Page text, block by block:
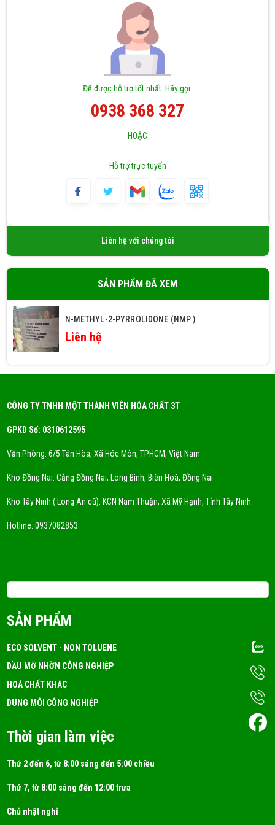
Để được hỗ trợ tốt nhất. Hãy gọi:
0938 368 327
HOẶC
Hỗ trợ trực tuyến
Liên hệ với chúng tôi
SẢN PHẨM ĐÃ XEM
N-METHYL-2-PYRROLIDONE (NMP )
Liên hệ
CÔNG TY TNHH MỘT THÀNH VIÊN HÓA CHẤT 3T
GPKD Số: 0310612595
Văn Phòng: 6/5 Tân Hòa, Xã Hóc Môn, TPHCM, Việt Nam
Kho Đồng Nai: Cảng Đồng Nai, Long Bình, Biên Hoà, Đồng Nai
Kho Tây Ninh ( Long An cũ): KCN Nam Thuận, Xã Mỹ Hạnh, Tỉnh Tây Ninh
Hotline: 0937082853
SẢN PHẨM
ECO SOLVENT - NON TOLUENE
DẦU MỠ NHỜN CÔNG NGHIỆP
HOÁ CHẤT KHÁC
DUNG MÔI CÔNG NGHIỆP
Thời gian làm việc
Thứ 2 đến 6, từ 8:00 sáng đến 5:00 chiều
Thứ 7, từ 8:00 sáng đến 12:00 trưa
Chủ nhật nghỉ